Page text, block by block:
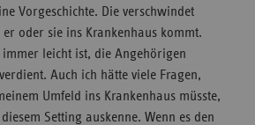
Vorgeschichte. Die verschwindet
oder sie ins Krankenhaus kommt.
immer leicht ist, die Angehörigen
Auch ich hätte viele Fragen,
Umfeld ins Krankenhaus müsste,
Setting auskenne. Wenn es den